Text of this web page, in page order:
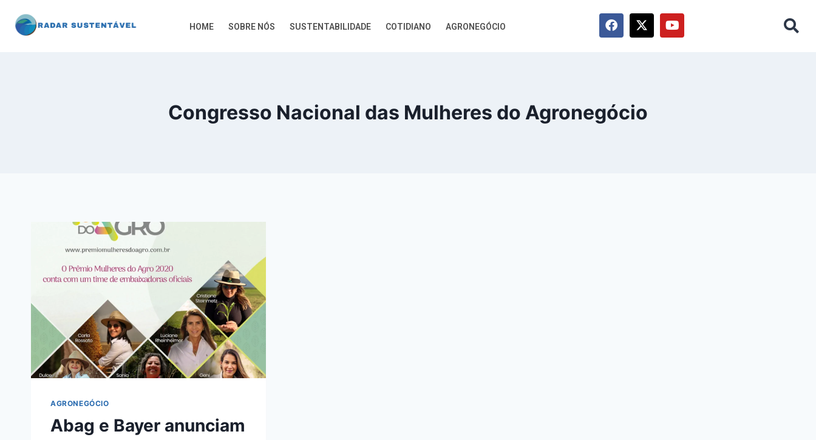
HOME SOBRE NÓS SUSTENTABILIDADE COTIDIANO AGRONEGÓCIO
Congresso Nacional das Mulheres do Agronegócio
AGRONEGÓCIO
Abag e Bayer anunciam